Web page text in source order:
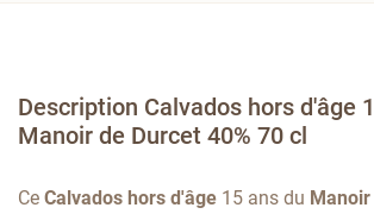
Description Calvados hors d'âge
Manoir de Durcet 40% 70 cl
Ce Calvados hors d'âge 15 ans du